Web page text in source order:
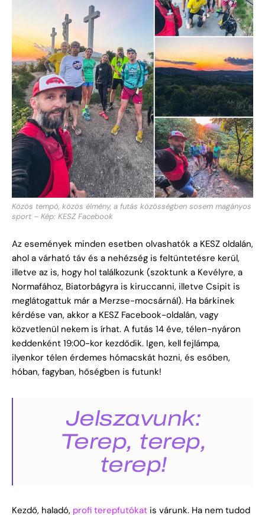
Közös tempó, közös élmény, a futás közösségben sosem magányos
sport – Kép: KESZ Facebook
Az események minden esetben olvashatók a KESZ oldalán,
ahol a várható táv és a nehézség is feltüntetésre kerül,
illetve az is, hogy hol találkozunk (szoktunk a Kevélyre, a
Normafához, Biatorbágyra is kiruccanni, illetve Csipit is
meglátogattuk már a Merzse-mocsárnál). Ha bárkinek
kérdése van, akkor a KESZ Facebook-oldalán, vagy
közvetlenül nekem is írhat. A futás 14 éve, télen-nyáron
keddenként 19:00-kor kezdődik. Igen, kell fejlámpa,
ilyenkor télen érdemes hómacskát hozni, és esőben,
hóban, fagyban, hőségben is futunk!
Jelszavunk:
Terep, terep,
terep!
Kezdő, haladó, profi terepfutókat is várunk. Ha nem tudod